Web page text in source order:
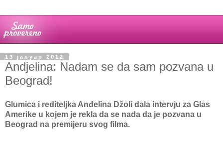
13 јануар 2012
Andjelina: Nadam se da sam pozvana u
Beograd!
Glumica i rediteljka Anđelina Džoli dala intervju za Glas
Amerike u kojem je rekla da se nada da je pozvana u
Beograd na premijeru svog filma.